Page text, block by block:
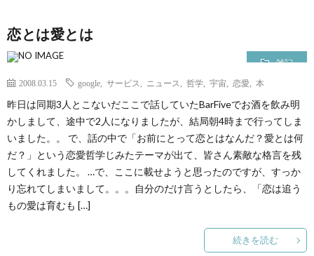
恋とは愛とは
雑記
2008.03.15 google サービス ニュース 哲学 宇宙 恋愛 本
昨日は同期3人とこないだここで話していたBarFiveでお酒を飲み明
かしまして、途中で2人になりましたが、結局朝4時まで行ってしま
いました。。 で、話の中で「お前にとって恋とはなんだ？愛とは何
だ？」という恋愛哲学じみたテーマが出て、皆さん素敵な格言を残
してくれました。 …で、ここに載せようと思ったのですが、すっか
り忘れてしまいまして。。。自分のだけ言うとしたら、「恋は追う
もの愛は育むも […]
続きを読む